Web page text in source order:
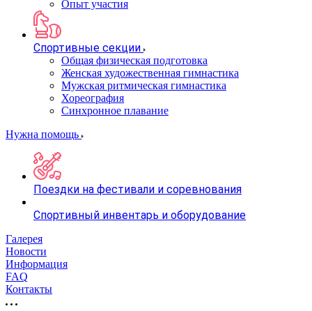
Опыт участия
Спортивные секции
Общая физическая подготовка
Женская художественная гимнастика
Мужская ритмическая гимнастика
Хореография
Синхронное плавание
Нужна помощь
Поездки на фестивали и соревнования
Спортивный инвентарь и оборудование
Галерея
Новости
Информация
FAQ
Контакты